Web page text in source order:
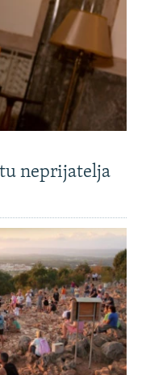
neprijatelja